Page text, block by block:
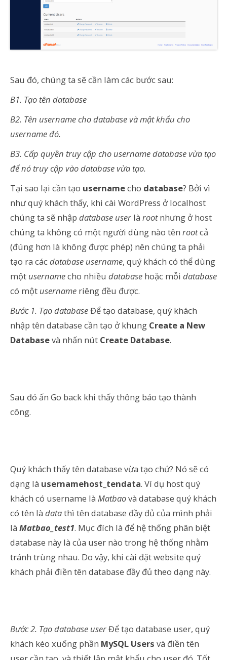
Sau đó, chúng ta sẽ cần làm các bước sau:
B1. Tạo tên database
B2. Tên username cho database và mật khẩu cho
username đó.
B3. Cấp quyền truy cập cho username database vừa tạo
để nó truy cập vào database vừa tạo.
Tại sao lại cần tạo usernamecho database? Bởi vì
như quý khách thấy, khi cài WordPress ở localhost
chúng ta sẽ nhập database user là rootnhưng ở host
chúng ta không có một người dùng nào tên rootcả
(đúng hơn là không được phép) nên chúng ta phải
tạo ra cácdatabase username, quý khách có thể dùng
một usernamecho nhiều database hoặc mỗi database
có một username riêng đều được.
Bước 1. Tạo databaseĐể tạo database, quý khách
nhập tên database cần tạo ở khung Create a New
Databasevà nhấn nút Create Database.
Sau đó ấn Go back khi thấy thông báo tạo thành
công.
Quý khách thấy tên database vừa tạo chứ? Nó sẽ có
dạng là usernamehost_tendata. Ví dụ host quý
khách có username là Matbaovà database quý khách
có tên là datathì tên database đầy đủ của mình phải
là Matbao_test1. Mục đích là để hệ thống phân biệt
database này là của user nào trong hệ thống nhằm
tránh trùng nhau. Do vậy, khi cài đặt website quý
khách phải điền tên database đầy đủ theo dạng này.
Bước 2. Tạo database userĐể tạo database user, quý
khách kéo xuống phần MySQL Users và điền tên